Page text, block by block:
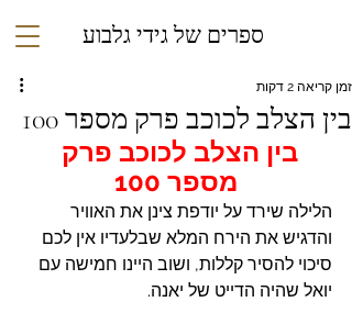
ספרים של גידי גלבוע
בין הצלב לכוכב פרק מספר 100
זמן קריאה 2 דקות
בין הצלב לכוכב פרק
מספר 100
הלילה שירד על יודפת צינן את האוויר
והדגיש את הירח המלא שבלעדיו אין לכם
סיכוי להסיר קללות, ושוב היינו חמישה עם
יואל שהיה הדייט של יאנה.